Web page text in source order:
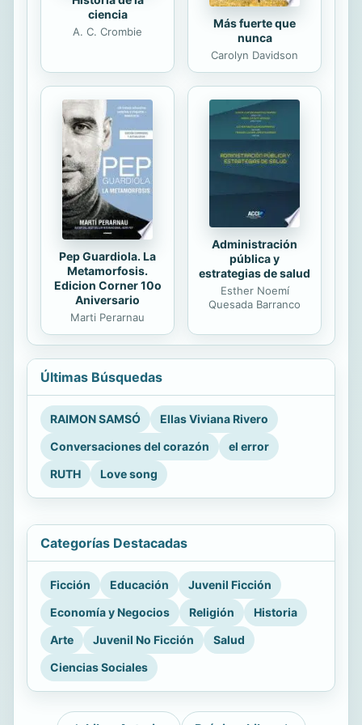
ciencia
A. C. Crombie
Más fuerte que
nunca
Carolyn Davidson
Pep Guardiola. La
Metamorfosis.
Edicion Corner 10o
Aniversario
Marti Perarnau
Administración
pública y
estrategias de salud
Esther Noemí
Quesada Barranco
Últimas Búsquedas
RAIMON SAMSÓ
Ellas Viviana Rivero
Conversaciones del corazón
el error
RUTH
Love song
Categorías Destacadas
Ficción Educación
Juvenil Ficción
Economía y Negocios
Religión
Historia
Arte
Juvenil No Ficción
Salud
Ciencias Sociales